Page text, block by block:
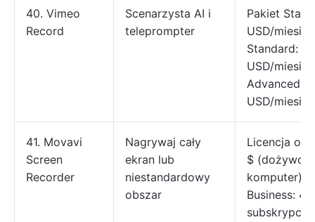
40. Vimeo
Record
Scenarzysta AI i
teleprompter
Pakiet
USD/
Standard: 33
USD/
Advanced:
USD/miesiąc
41. Movavi
Screen
Recorder
Nagrywaj cały
ekran lub
niestandardowy
obszar
Licencja
$
komputer)
Business:
subskrypcja)